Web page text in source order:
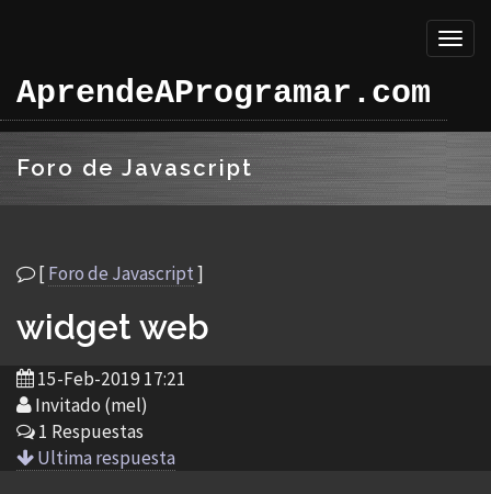
AprendeAProgramar.com
Foro de Javascript
[Foro de Javascript]
widget web
15-Feb-2019 17:21
Invitado (mel)
1 Respuestas
Ultima respuesta